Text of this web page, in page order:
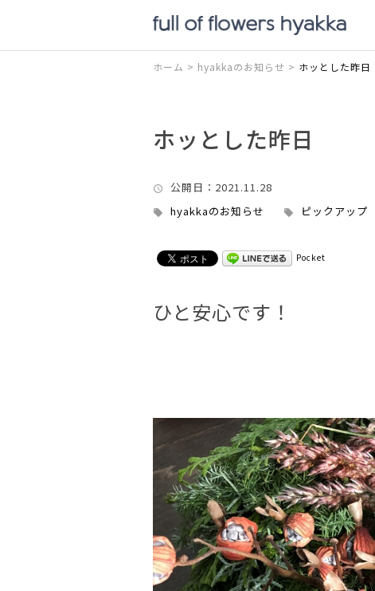
ホーム > hyakkaのお知らせ > ホッとした昨日
ホッとした昨日
公開日 ：2021.11.28
hyakkaのお知らせ
ピックアップ
Pocket
ひと安心です！